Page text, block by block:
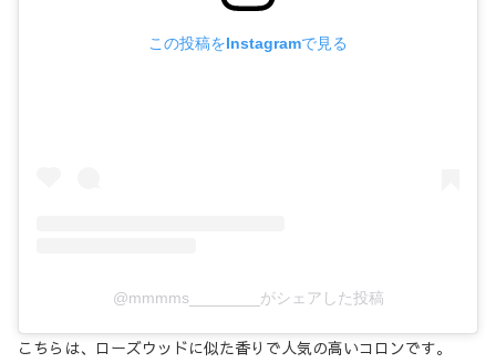
この投稿をInstagramで見る
@mmmms________がシェアした投稿
こちらは、ローズウッドに似た香りで人気の高いコロンです。